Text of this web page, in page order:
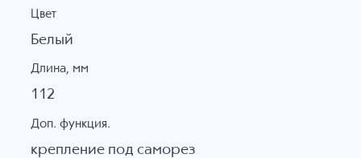
Цвет
Белый
Длина, мм
112
Доп. функция.
крепление под саморез